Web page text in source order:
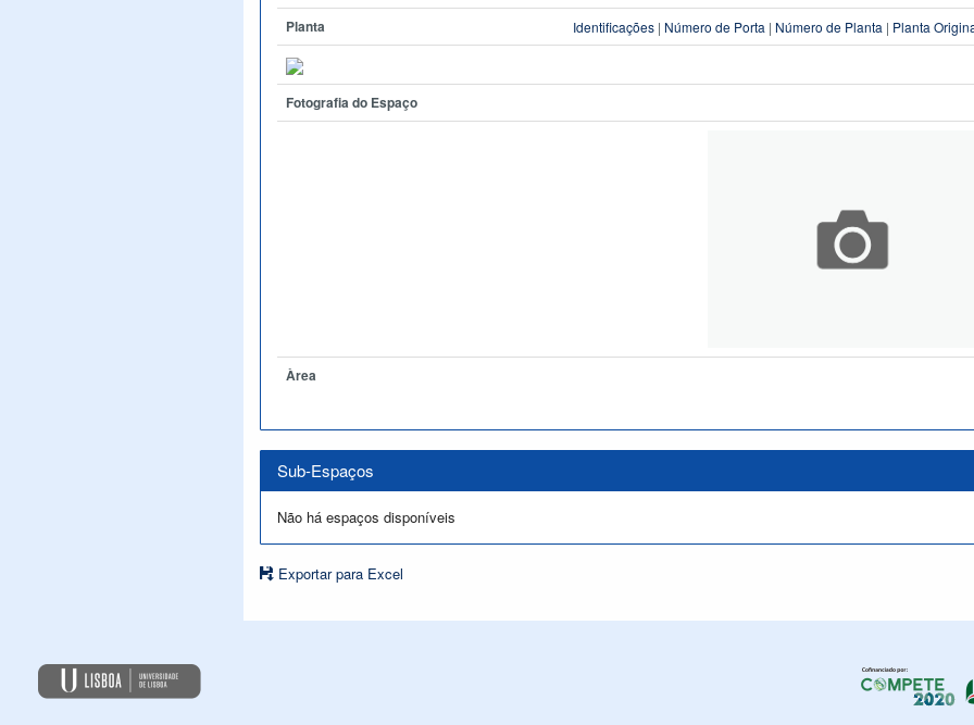
Planta
Identificações | Número de Porta | Número de Planta | Planta
Fotografia do Espaço
Àrea
Sub-Espaços
Não há espaços disponíveis
Exportar para Excel